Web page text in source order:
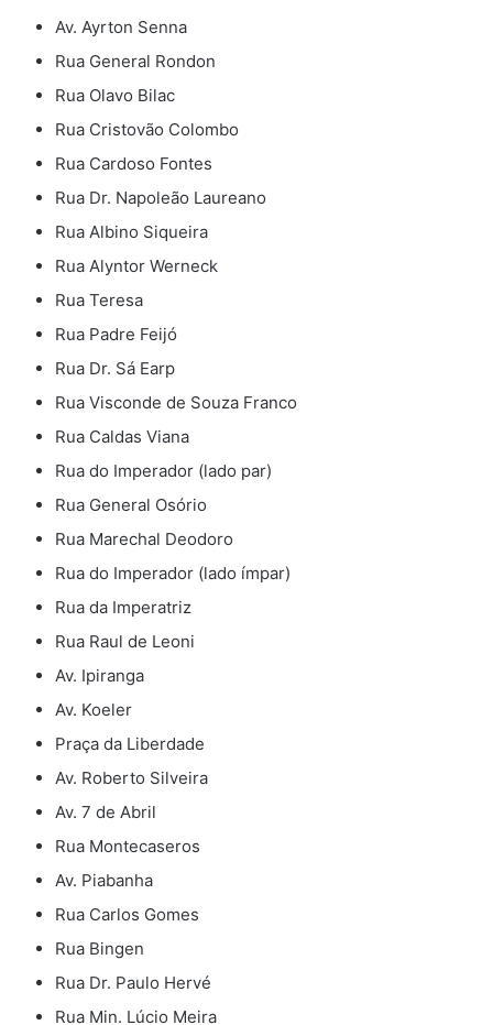
Av. Ayrton Senna
Rua General Rondon
Rua Olavo Bilac
Rua Cristovão Colombo
Rua Cardoso Fontes
Rua Dr. Napoleão Laureano
Rua Albino Siqueira
Rua Alyntor Werneck
Rua Teresa
Rua Padre Feijó
Rua Dr. Sá Earp
Rua Visconde de Souza Franco
Rua Caldas Viana
Rua do Imperador (lado par)
Rua General Osório
Rua Marechal Deodoro
Rua do Imperador (lado ímpar)
Rua da Imperatriz
Rua Raul de Leoni
Av. Ipiranga
Av. Koeler
Praça da Liberdade
Av. Roberto Silveira
Av. 7 de Abril
Rua Montecaseros
Av. Piabanha
Rua Carlos Gomes
Rua Bingen
Rua Dr. Paulo Hervé
Rua Min. Lúcio Meira